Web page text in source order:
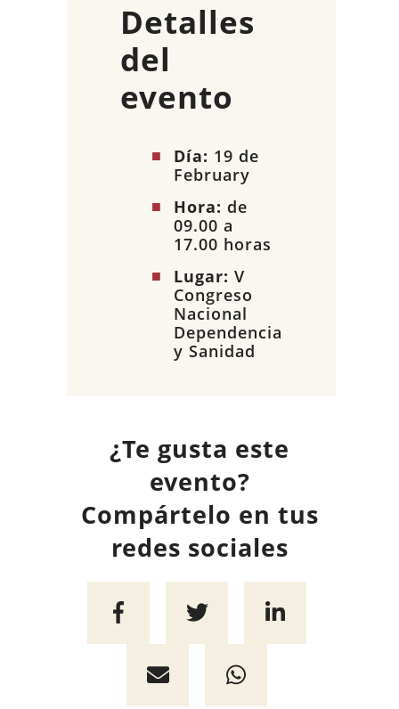
Detalles
del
evento
Día: 19 de
February
Hora: de
09.00 a
17.00 horas
Lugar: V
Congreso
Nacional
Dependencia
y Sanidad
¿Te gusta este
evento?
Compártelo en tus
redes sociales